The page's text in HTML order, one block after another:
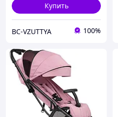
Купить
BC-VZUTTYA 100%